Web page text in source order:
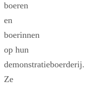
boeren
en
boerinnen
op hun
demonstratieboerderij.
Ze